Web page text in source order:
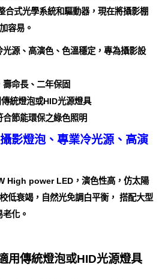
合式光學系統和驅動器，現在將攝影棚
容易。
源、高演色、色溫穩定，專為攝影設
命長、二年保固
統燈泡或HID光源燈具
節能環保之綠色照明
影燈泡、專業冷光源、高演
High power LED，演色性高，仿太陽
低衰竭，自然光免調白平衡， 搭配大型
化。
用傳統燈泡或HID光源燈具